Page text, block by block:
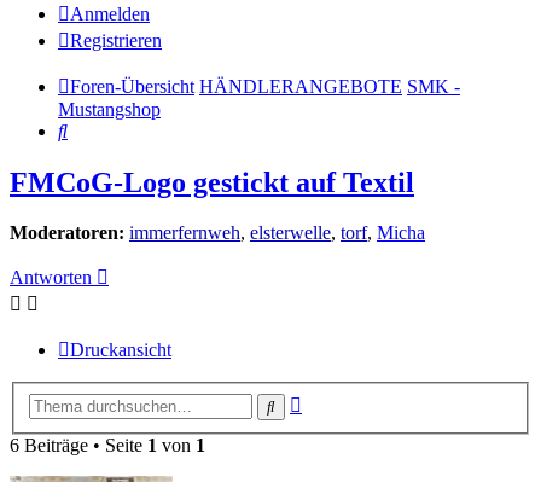
Anmelden
Registrieren
Foren-Übersicht HÄNDLERANGEBOTE SMK -
Mustangshop
Suche
FMCoG-Logo gestickt auf Textil
Moderatoren: immerfernweh, elsterwelle, torf, Micha
Antworten
Druckansicht
Suche
6 Beiträge • Seite 1 von 1